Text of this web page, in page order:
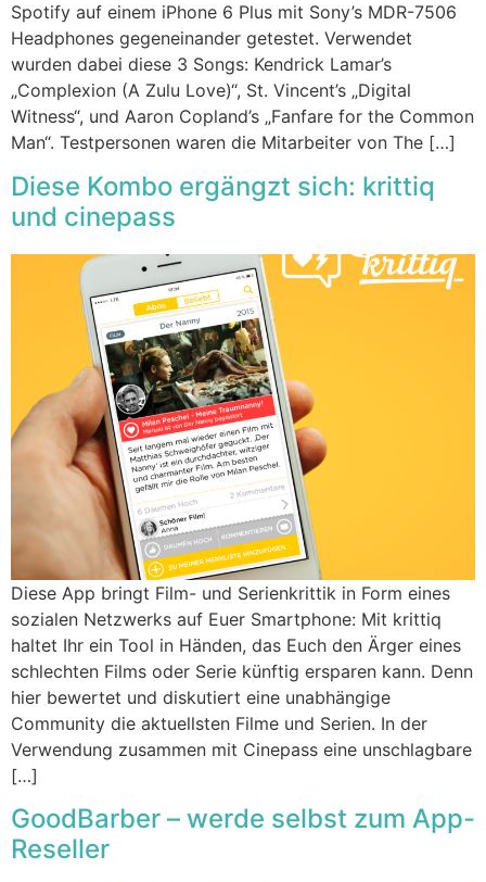
Spotify auf einem iPhone 6 Plus mit Sony’s MDR-7506
Headphones gegeneinander getestet. Verwendet
wurden dabei diese 3 Songs: Kendrick Lamar’s
„Complexion (A Zulu Love)“, St. Vincent’s „Digital
Witness“, und Aaron Copland’s „Fanfare for the Common
Man“. Testpersonen waren die Mitarbeiter von The […]
Diese Kombo ergängzt sich: krittiq
und cinepass
Diese App bringt Film- und Serienkrittik in Form eines
sozialen Netzwerks auf Euer Smartphone: Mit krittiq
haltet Ihr ein Tool in Händen, das Euch den Ärger eines
schlechten Films oder Serie künftig ersparen kann. Denn
hier bewertet und diskutiert eine unabhängige
Community die aktuellsten Filme und Serien. In der
Verwendung zusammen mit Cinepass eine unschlagbare
[…]
GoodBarber – werde selbst zum App-
Reseller